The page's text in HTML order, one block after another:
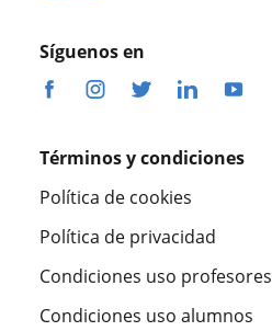
Síguenos en
Términos y condiciones
Política de cookies
Política de privacidad
Condiciones uso profesores
Condiciones uso alumnos